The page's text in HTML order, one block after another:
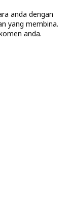
anda dengan
yang membina.
anda.